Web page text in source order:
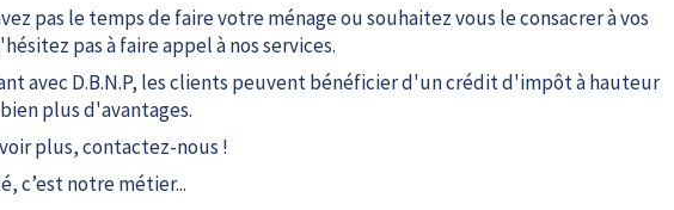
pas le temps de faire votre ménage ou souhaitez vous le consacrer à vos
pas à faire appel à nos services.
avec D.B.N.P, les clients peuvent bénéficier d'un crédit d'impôt à hauteur
plus d'avantages.
plus, contactez-nous !
c’est notre métier...